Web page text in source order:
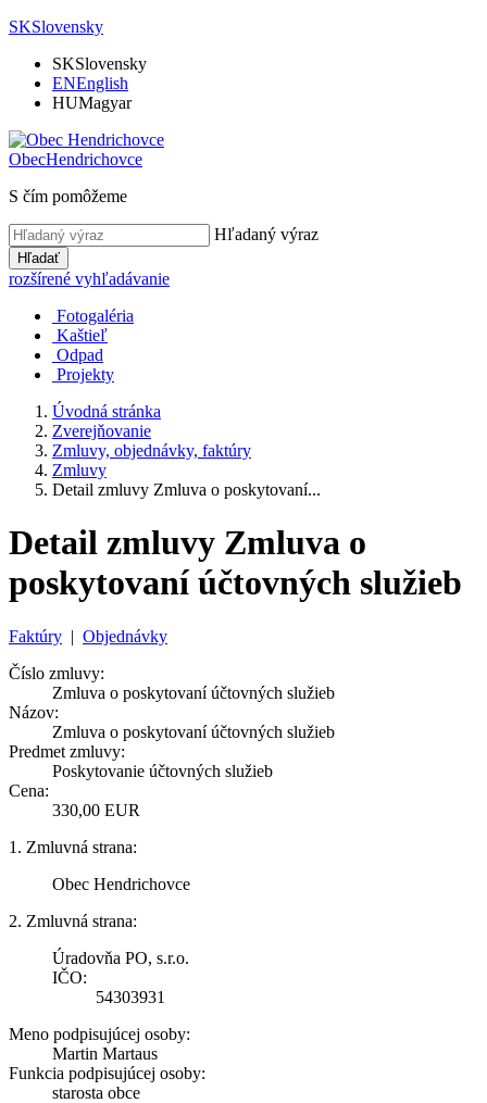
SKSlovensky
SKSlovensky
ENEnglish
HUMagyar
ObecHendrichovce
S čím pomôžeme
Hľadaný výraz
Hľadať
rozšírené vyhľadávanie
Fotogaléria
Kaštieľ
Odpad
Projekty
Úvodná stránka
Zverejňovanie
Zmluvy, objednávky, faktúry
Zmluvy
Detail zmluvy Zmluva o poskytovaní...
Detail zmluvy Zmluva o
poskytovaní účtovných služieb
Faktúry | Objednávky
Číslo zmluvy:
Zmluva o poskytovaní účtovných služieb
Názov:
Zmluva o poskytovaní účtovných služieb
Predmet zmluvy:
Poskytovanie účtovných služieb
Cena:
330,00 EUR
1. Zmluvná strana:
Obec Hendrichovce
2. Zmluvná strana:
Úradovňa PO, s.r.o.
IČO:
54303931
Meno podpisujúcej osoby:
Martin Martaus
Funkcia podpisujúcej osoby:
starosta obce